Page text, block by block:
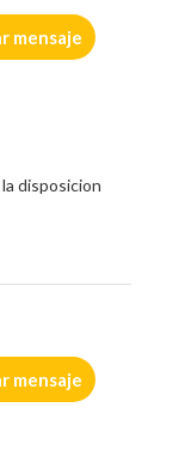
mensaje
disposicion
mensaje